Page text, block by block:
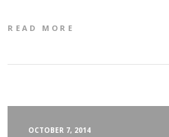
READ MORE
OCTOBER 7, 2014